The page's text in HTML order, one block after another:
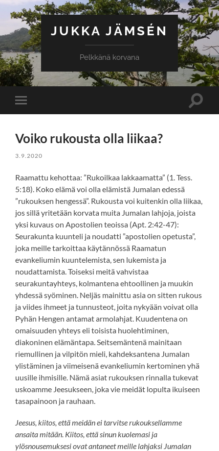
JUKKA JÄMSÉN
Pelkkänä korvana
Toggle
mobile
Toggle
Voiko rukousta olla liikaa?
3.9.2020
Raamattu kehottaa: ”Rukoilkaa lakkaamatta” (1. Tess.
5:18). Koko elämä voi olla elämistä Jumalan edessä
”rukouksen hengessä”. Rukousta voi kuitenkin olla liikaa,
jos sillä yritetään korvata muita Jumalan lahjoja, joista
yksi kuvaus on Apostolien teoissa (Apt. 2:42-47):
Seurakunta kuunteli ja noudatti ”apostolien opetusta”,
joka meille tarkoittaa käytännössä Raamatun
evankeliumin kuuntelemista, sen lukemista ja
noudattamista. Toiseksi meitä vahvistaa
seurakuntayhteys, kolmantena ehtoollinen ja muukin
yhdessä syöminen. Neljäs mainittu asia on sitten rukous
ja viides ihmeet ja tunnusteot, joita nykyään voivat olla
Pyhän Hengen antamat armolahjat. Kuudentena on
omaisuuden yhteys eli toisista huolehtiminen,
diakoninen elämäntapa. Seitsemäntenä mainitaan
riemullinen ja vilpitön mieli, kahdeksantena Jumalan
ylistäminen ja viimeisenä evankeliumin kertominen yhä
uusille ihmisille. Nämä asiat rukouksen rinnalla tukevat
uskoamme Jeesukseen, joka vie meidät lopulta ikuiseen
tasapainoon ja rauhaan.
Jeesus, kiitos, että meidän ei tarvitse rukouksellamme
ansaita mitään. Kiitos, että sinun kuolemasi ja
ylösnousemuksesi ovat antaneet meille lahjaksi Jumalan